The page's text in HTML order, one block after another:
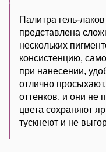
Палитра гель-
представлена
нескольких
консистенцию,
при нанесении,
отлично
оттенков, и они не
цвета сохраняют
тускнеют и не